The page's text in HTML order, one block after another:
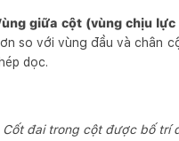
giữa cột (vùng chịu lực
so với vùng đầu và chân
dọc.
Cốt đai trong cột được bố trí